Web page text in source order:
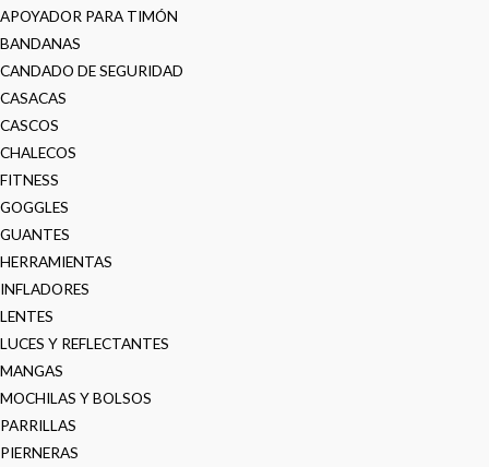
APOYADOR PARA TIMÓN
BANDANAS
CANDADO DE SEGURIDAD
CASACAS
CASCOS
CHALECOS
FITNESS
GOGGLES
GUANTES
HERRAMIENTAS
INFLADORES
LENTES
LUCES Y REFLECTANTES
MANGAS
MOCHILAS Y BOLSOS
PARRILLAS
PIERNERAS